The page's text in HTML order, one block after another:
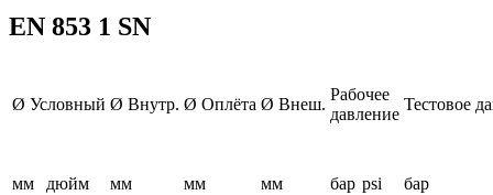
EN 853 1 SN
Ø Условный Ø Внутр. Ø Оплёта Ø Внеш.
Рабочее
давление
Тестовое
мм дюйм мм мм мм бар psi бар